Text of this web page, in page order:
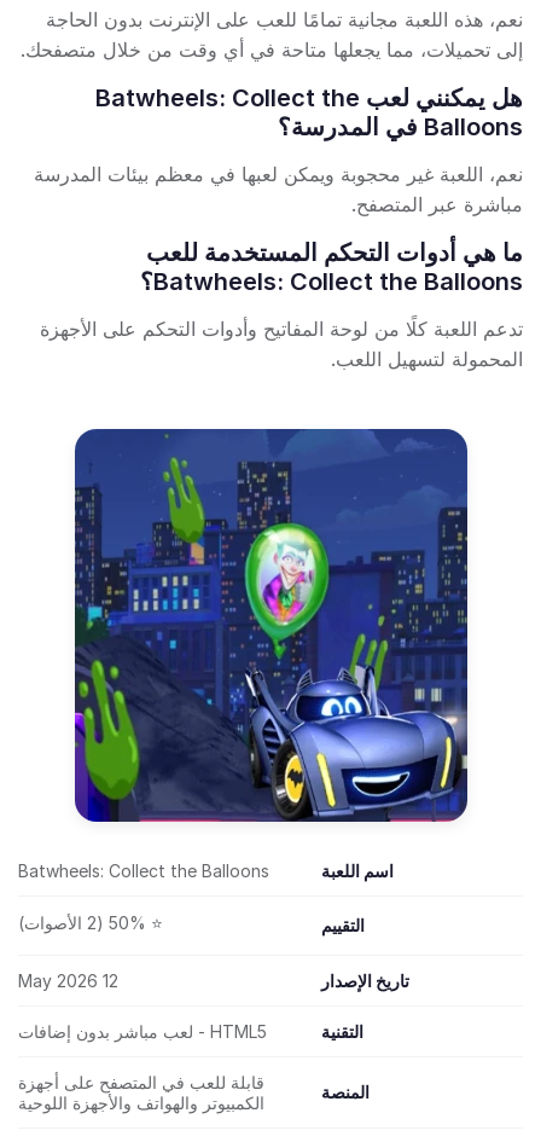
نعم، هذه اللعبة مجانية تمامًا للعب على الإنترنت بدون الحاجة
إلى تحميلات، مما يجعلها متاحة في أي وقت من خلال متصفحك.
هل يمكنني لعب Batwheels: Collect the
Balloons في المدرسة؟
نعم، اللعبة غير محجوبة ويمكن لعبها في معظم بيئات المدرسة
مباشرة عبر المتصفح.
ما هي أدوات التحكم المستخدمة للعب
Batwheels: Collect the Balloons؟
تدعم اللعبة كلًا من لوحة المفاتيح وأدوات التحكم على الأجهزة
المحمولة لتسهيل اللعب.
اسم اللعبة Batwheels: Collect the Balloons
التقييم ⭐ 50% (2 الأصوات)
تاريخ الإصدار 12 May 2026
التقنية HTML5 - لعب مباشر بدون إضافات
المنصة
قابلة للعب في المتصفح على أجهزة
الكمبيوتر والهواتف والأجهزة اللوحية